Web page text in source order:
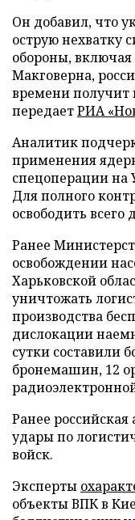
Он добавил, что
острую нехватку
обороны,
Макговерна,
времени получит
передаетРИА
Аналитик
применения
спецоперации на
Для полного
освободить всего
Ранее
освобождении
Харьковской
уничтожать
производства
дислокации
сутки составили
бронемашин, 12
Ранее
удары по
войск.
Эксперты
объекты ВПК в